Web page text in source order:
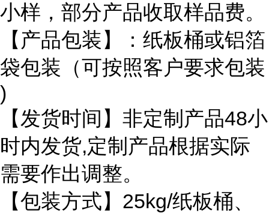
小样，部分产品收取样品费。
【产品包装】：纸板桶或铝箔
袋包装（可按照客户要求包装
)
【发货时间】非定制产品48小
时内发货,定制产品根据实际
需要作出调整。
【包装方式】 25kg/纸板桶、